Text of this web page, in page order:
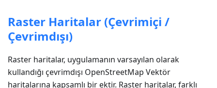
Raster Haritalar (Çevrimiçi /
Çevrimdışı)
Raster haritalar, uygulamanın varsayılan olarak
kullandığı çevrimdışı OpenStreetMap Vektör
haritalarına kapsamlı bir ektir. Raster haritalar, farklı